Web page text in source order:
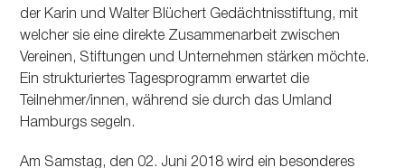
der Karin und Walter Blüchert Gedächtnisstiftung, mit
welcher sie eine direkte Zusammenarbeit zwischen
Vereinen, Stiftungen und Unternehmen stärken möchte.
Ein strukturiertes Tagesprogramm erwartet die
Teilnehmer/innen, während sie durch das Umland
Hamburgs segeln.
Am Samstag, den 02. Juni 2018 wird ein besonderes